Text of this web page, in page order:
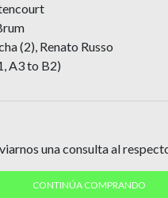
(2), Renato Russo
A3 to B2)
una consulta al
CONTINÚA COMPRANDO